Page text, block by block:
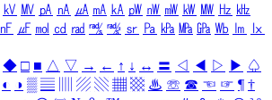
㎸ ㎹ ㎀ ㎁ ㎂ ㎃ ㎄ ㎺ ㎻ ㎽ ㎾ ㎿ ㎐ ㎑
㎋ ㎌ ㏖ ㏅ ㎭ ㎮ ㎯ ㏛ ㎩ ㎪ ㎫ ㎬ ㏝ ㏐
㏓
◆ □ ■ △ ▽ → ← ↑ ↓ ↔ 〓 ◁ ◀ ▷ ▶ ♤
◐ ◑ ▒ ▤ ▨ ▧ ▦ ▩ ♨ ☏ ☎ ☜ ☞ ¶ †